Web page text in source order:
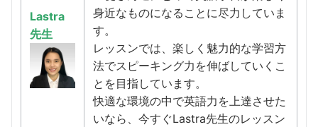
Lastra
先生
身近なものになることに尽力していま
す。
レッスンでは、楽しく魅力的な学習方
法でスピーキング力を伸ばしていくこ
とを目指しています。
快適な環境の中で英語力を上達させた
いなら、今すぐLastra先生のレッスン